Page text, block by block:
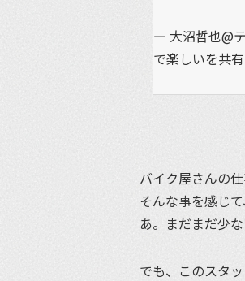
— 大沼哲也@
で楽しいを共
バイク屋さんの
そんな事を感じ
あ。まだまだ少
でも、このスタ